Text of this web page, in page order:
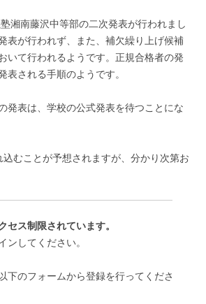
湘南藤沢中等部の二次発表が行われまし
表が行われず、また、補欠繰り上げ候補
いて行われるようです。正規合格者の発
表される手順のようです。
発表は、学校の公式発表を待つことにな
むことが予想されますが、分かり次第お
セス制限されています。
ンしてください。
下のフォームから登録を行ってくださ